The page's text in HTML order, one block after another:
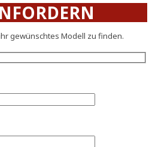
gewünschtes Modell zu finden.